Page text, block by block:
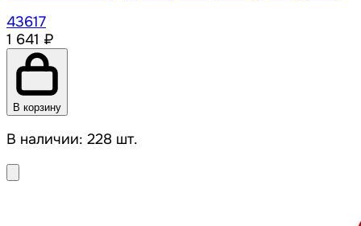
43617
1 641 ₽
В корзину
В наличии: 228 шт.